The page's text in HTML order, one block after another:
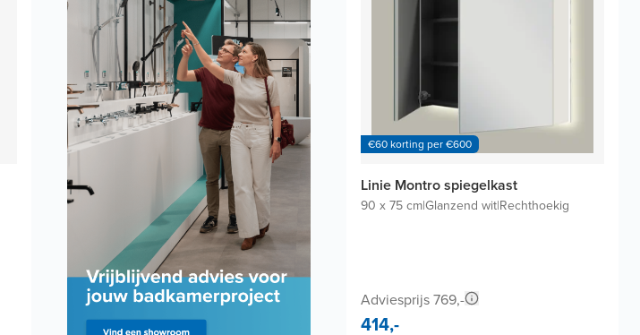
€60 korting per €600
Linie Montro spiegelkast
90 x 75 cm|Glanzend wit|Rechthoekig
Adviesprijs 769,-
414,-